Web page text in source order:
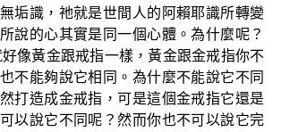
垢識，祂就是世間人的阿賴耶識所轉變
說的心其實是同一個心體。為什麼呢？
像黃金跟戒指一樣，黃金跟金戒指你不
不能夠說它相同。為什麼不能說它不同
打造成金戒指，可是這個金戒指它還是
以說它不同呢？然而你也不可以說它完